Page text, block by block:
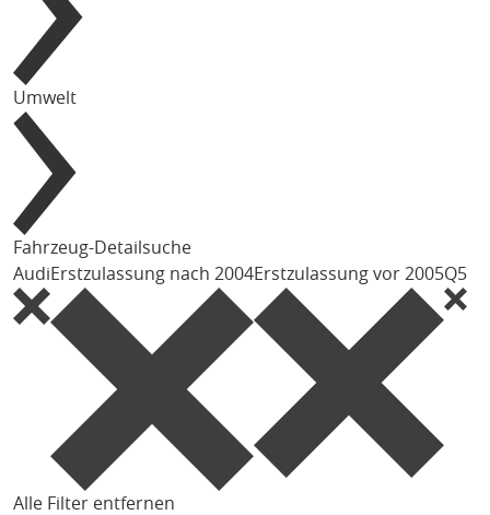
Umwelt
Fahrzeug-Detailsuche
AudiErstzulassung nach 2004Erstzulassung vor 2005Q5
Alle Filter entfernen